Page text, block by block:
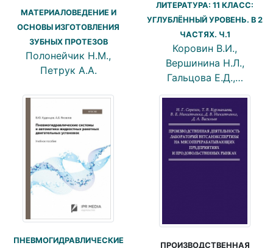
МАТЕРИАЛОВЕДЕНИЕ И
ОСНОВЫ ИЗГОТОВЛЕНИЯ
ЗУБНЫХ ПРОТЕЗОВ
Полонейчик Н.М.,
Петрук А.А.
ЛИТЕРАТУРА: 11 КЛАСС:
УГЛУБЛЁННЫЙ УРОВЕНЬ. В 2
ЧАСТЯХ. Ч.1
Коровин В.И.,
Вершинина Н.Л.,
Гальцова Е.Д.,…
ПНЕВМОГИДРАВЛИЧЕСКИЕ
ПРОИЗВОДСТВЕННАЯ